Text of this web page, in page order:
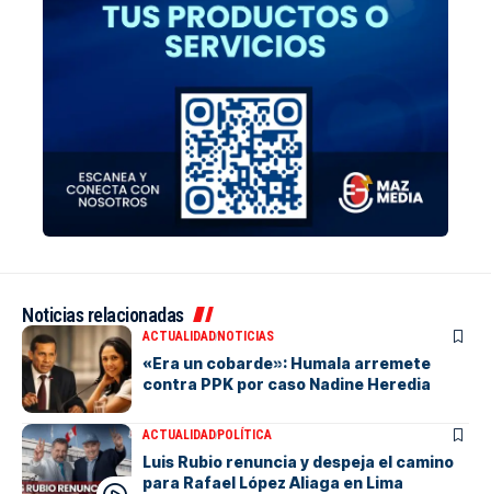
Noticias relacionadas
ACTUALIDADNOTICIAS
«Era un cobarde»: Humala arremete
contra PPK por caso Nadine Heredia
ACTUALIDADPOLÍTICA
Luis Rubio renuncia y despeja el camino
para Rafael López Aliaga en Lima